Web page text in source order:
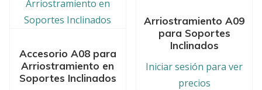
Accesorio A08 para
Arriostramiento en
Soportes Inclinados
Arriostramiento A09
para Soportes
Inclinados
Iniciar sesión para ver
precios